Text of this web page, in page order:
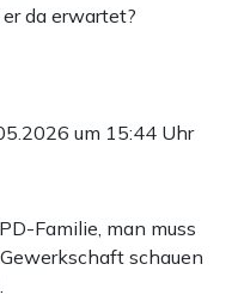
da erwartet?
um 15:44 Uhr
Familie, man muss
schauen